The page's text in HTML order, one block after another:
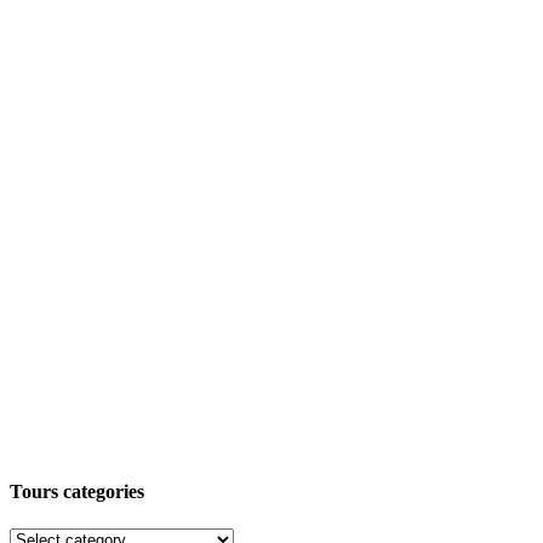
Tours categories